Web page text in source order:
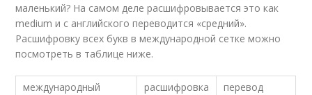
маленький? На самом деле расшифровывается это как
medium и с английского переводится «средний».
Расшифровку всех букв в международной сетке можно
посмотреть в таблице ниже.
международный
расшифровка
перевод